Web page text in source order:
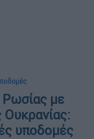
με
Ουκρανίας:
υποδομές